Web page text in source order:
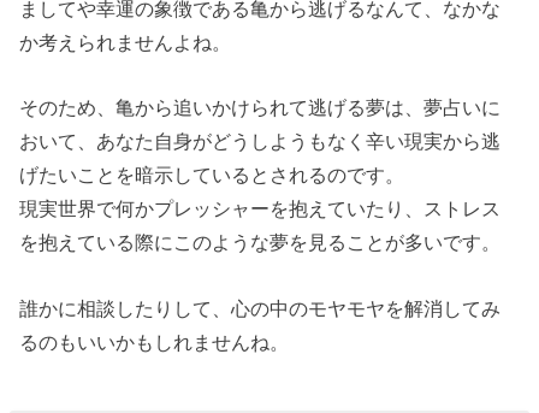
ましてや幸運の象徴である亀から逃げるなんて、なかな
か考えられませんよね。
そのため、亀から追いかけられて逃げる夢は、夢占いに
おいて、あなた自身がどうしようもなく辛い現実から逃
げたいことを暗示しているとされるのです。
現実世界で何かプレッシャーを抱えていたり、ストレス
を抱えている際にこのような夢を見ることが多いです。
誰かに相談したりして、心の中のモヤモヤを解消してみ
るのもいいかもしれませんね。